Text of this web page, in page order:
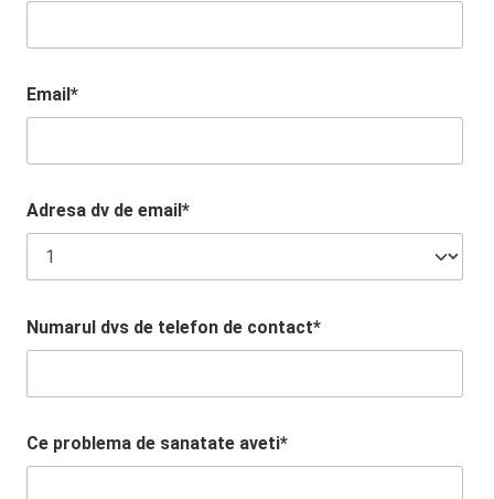
Email*
Adresa dv de email*
Numarul dvs de telefon de contact*
Ce problema de sanatate aveti*